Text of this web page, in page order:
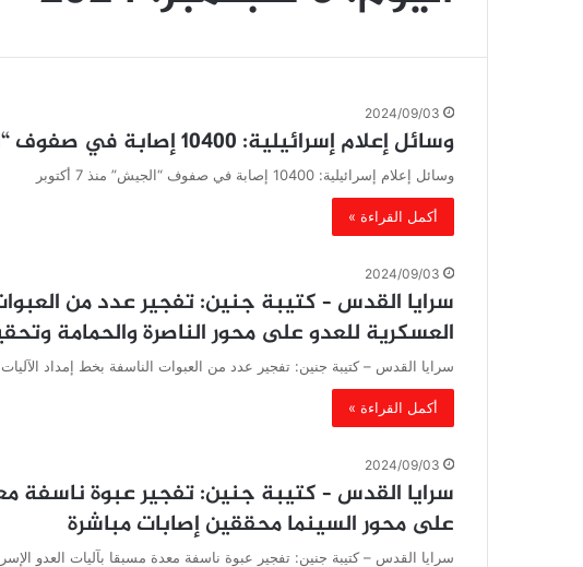
2024/09/03
وسائل إعلام إسرائيلية: 10400 إصابة في صفوف “الجيش” منذ 7 أكتوبر
وسائل إعلام إسرائيلية: 10400 إصابة في صفوف “الجيش” منذ 7 أكتوبر
أكمل القراءة »
2024/09/03
سرايا القدس – كتيبة جنين: تفجير عدد من
العسكرية للعدو على محور الناصرة والحمامة
سرايا القدس – كتيبة جنين: تفجير عدد من العبوات الناسفة بخط إمداد
أكمل القراءة »
2024/09/03
سرايا القدس – كتيبة جنين: تفجير عبوة ناسفة
على محور السينما محققين إصابات مباشرة
سرايا القدس – كتيبة جنين: تفجير عبوة ناسفة معدة مسبقا بآليات العدو